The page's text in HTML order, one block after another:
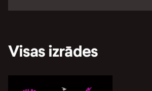
Visas izrādes